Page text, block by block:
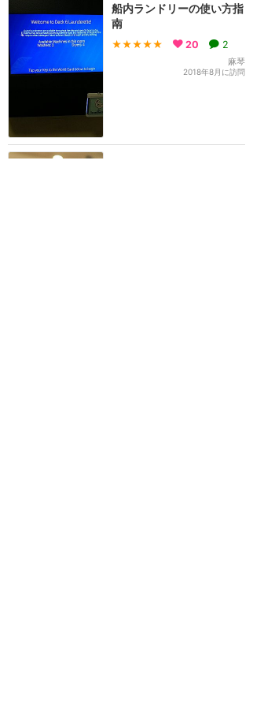
船内ランドリーの使い方指
南
★★★★★ 20 2
麻琴
2018年8月に訪問